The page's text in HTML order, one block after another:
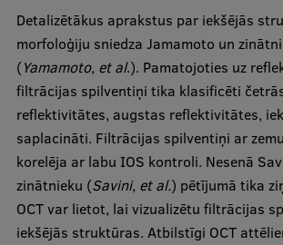
Detalizētākus aprakstus par iekšējās
morfoloģiju sniedza Jamamoto un
(Yamamoto, et al.). Pamatojoties uz
filtrācijas spilventiņi tika klasificēti
reflektivitātes, augstas reflektivitātes,
saplacināti. Filtrācijas spilventiņi ar
korelēja ar labu IOS kontroli. Nesenā
zinātnieku (Savini, et al.) pētījumā tika
OCT var lietot, lai vizualizētu filtrācijas
iekšējās struktūras. Atbilstīgi OCT